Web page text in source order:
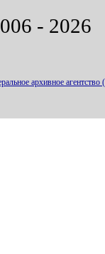
- 2026